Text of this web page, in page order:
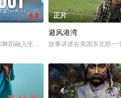
6.0
蹈融入生活的冲绳。与母亲朱音、妹妹
正片
避风港湾
故事讲述在美国东北部一